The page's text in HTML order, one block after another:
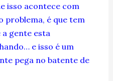
isso acontece com
problema, é que tem
gente esta
e isso é um
pega no batente de